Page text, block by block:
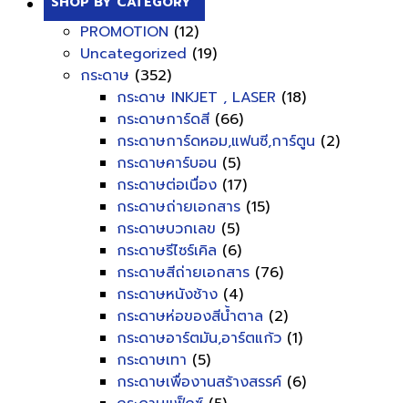
PROMOTION (12)
Uncategorized (19)
กระดาษ (352)
กระดาษ INKJET , LASER (18)
กระดาษการ์ดสี (66)
กระดาษการ์ดหอม,แฟนซี,การ์ตูน (2)
กระดาษคาร์บอน (5)
กระดาษต่อเนื่อง (17)
กระดาษถ่ายเอกสาร (15)
กระดาษบวกเลข (5)
กระดาษรีไซร์เคิล (6)
กระดาษสีถ่ายเอกสาร (76)
กระดาษหนังช้าง (4)
กระดาษห่อของสีน้ำตาล (2)
กระดาษอาร์ตมัน,อาร์ตแก้ว (1)
กระดาษเทา (5)
กระดาษเพื่องานสร้างสรรค์ (6)